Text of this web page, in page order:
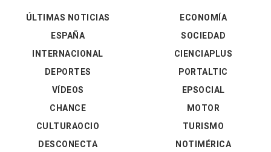
ÚLTIMAS NOTICIAS
ESPAÑA
INTERNACIONAL
DEPORTES
VÍDEOS
ECONOMÍA
SOCIEDAD
CIENCIAPLUS
PORTALTIC
EPSOCIAL
CHANCE
CULTURAOCIO
DESCONECTA
MOTOR
TURISMO
NOTIMÉRICA